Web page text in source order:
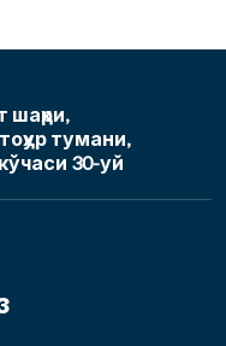
шаҳри,
тумани,
30-уй